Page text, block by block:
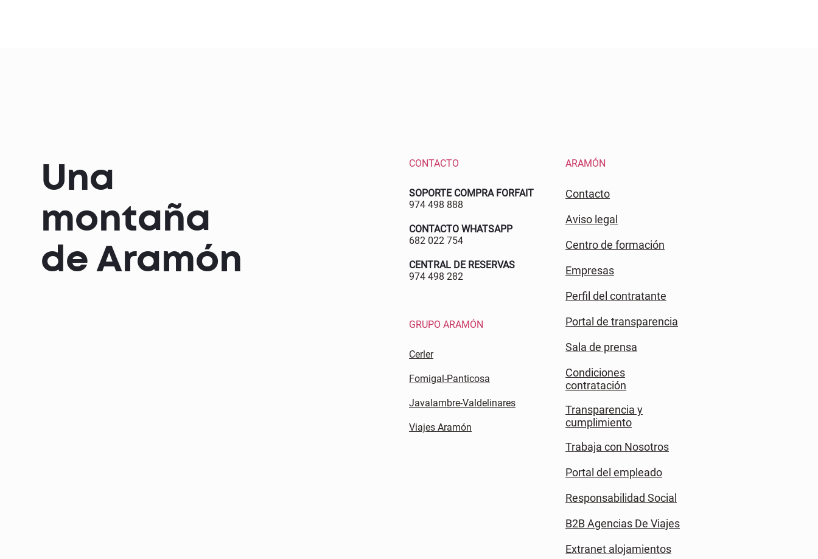
Una
montaña
de Aramón
CONTACTO
SOPORTE COMPRA FORFAIT
974 498 888
CONTACTO WHATSAPP
682 022 754
CENTRAL DE RESERVAS
974 498 282
GRUPO ARAMÓN
Cerler
Fomigal-Panticosa
Javalambre-Valdelinares
Viajes Aramón
ARAMÓN
Contacto
Aviso legal
Centro de formación
Empresas
Perfil del contratante
Portal de transparencia
Sala de prensa
Condiciones
contratación
Transparencia y
cumplimiento
Trabaja con Nosotros
Portal del empleado
Responsabilidad Social
B2B Agencias De Viajes
Extranet alojamientos